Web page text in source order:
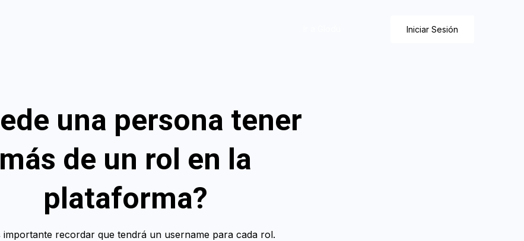
Iniciar Sesión
una persona tener
más de un rol en la
plataforma?
importante recordar que tendrá un username para cada rol.